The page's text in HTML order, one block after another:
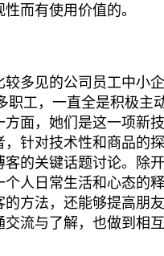
而有使用价值的。
多见的公司员工中小
职工，一直全是积极主
方面，她们是这一项新
，针对技术性和商品的
客的关键话题讨论。除
个人日常生活和心态的
方法，还能够提高朋
交流与了解，也做到相